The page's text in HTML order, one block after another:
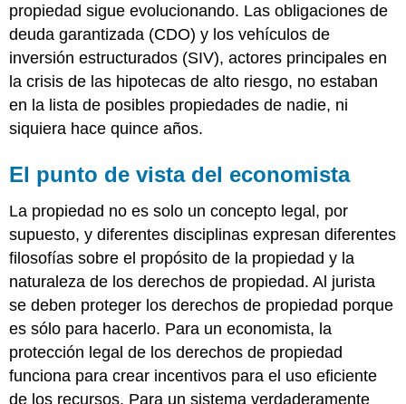
propiedad sigue evolucionando. Las obligaciones de
deuda garantizada (CDO) y los vehículos de
inversión estructurados (SIV), actores principales en
la crisis de las hipotecas de alto riesgo, no estaban
en la lista de posibles propiedades de nadie, ni
siquiera hace quince años.
El punto de vista del economista
La propiedad no es solo un concepto legal, por
supuesto, y diferentes disciplinas expresan diferentes
filosofías sobre el propósito de la propiedad y la
naturaleza de los derechos de propiedad. Al jurista
se deben proteger los derechos de propiedad porque
es sólo para hacerlo. Para un economista, la
protección legal de los derechos de propiedad
funciona para crear incentivos para el uso eficiente
de los recursos. Para un sistema verdaderamente